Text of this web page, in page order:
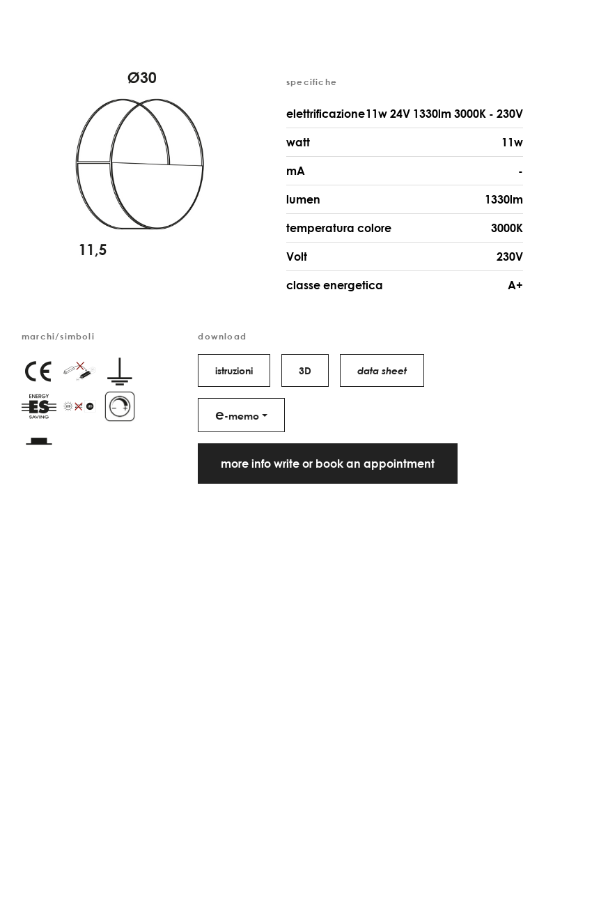
specifiche
elettrificazione11w 24V 1330lm 3000K - 230V
watt 11w
mA -
lumen 1330lm
temperatura colore 3000K
Volt 230V
classe energetica A+
marchi/simboli download
istruzioni 3D data sheet
e-memo
more info write or book an appointment